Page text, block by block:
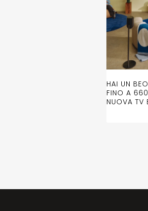
HAI UN
FINO A
NUOVA TV